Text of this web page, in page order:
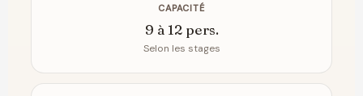
CAPACITÉ
9 à 12 pers.
Selon les stages